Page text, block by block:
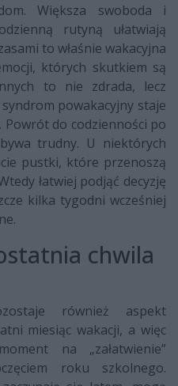
Większa swoboda i
rutyną ułatwiają
to właśnie wakacyjna
których skutkiem są
to nie zdrada, lecz
powakacyjny staje
Powrót do codzienności po
trudny. U niektórych
pustki, które przenoszą
łatwiej podjąć decyzję
kilka tygodni wcześniej
chwila
również aspekt
miesiąc wakacji, a więc
na „załatwienie”
roku szkolnego.